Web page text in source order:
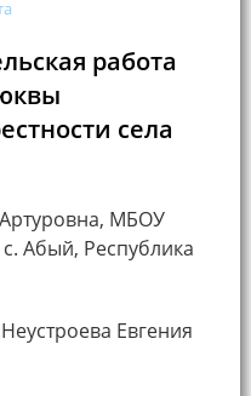
работа
села
МБОУ
Абый, Республика
Неустроева Евгения